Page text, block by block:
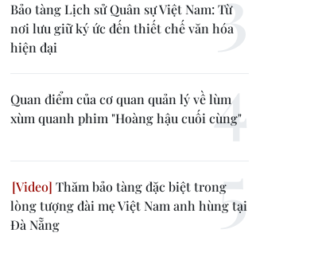
Bảo tàng Lịch sử Quân sự Việt Nam: Từ
nơi lưu giữ ký ức đến thiết chế văn hóa
hiện đại
Quan điểm của cơ quan quản lý về lùm
xùm quanh phim "Hoàng hậu cuối cùng"
Thăm bảo tàng đặc biệt trong
lòng tượng đài mẹ Việt Nam anh hùng tại
Đà Nẵng